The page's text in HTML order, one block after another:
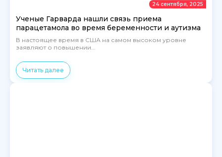
24 сентября, 2025
Ученые Гарварда нашли связь приема
парацетамола во время беременности и аутизма
В настоящее время в США на самом высоком уровне
заявляют о повышении...
Читать далее